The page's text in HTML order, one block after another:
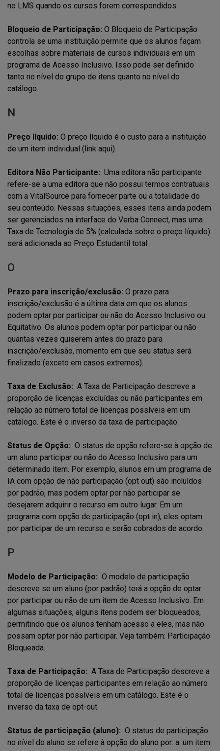
no LMS quando os cursos forem correspondidos.
Bloqueio de Participação: O Bloqueio de Participação
controla se uma instituição permite que os alunos façam
escolhas sobre materiais de cursos individuais em um
programa de Acesso Inclusivo. Isso pode ser definido
tanto no nível do grupo de itens quanto no nível do
catálogo.
N
Preço líquido: O preço líquido é o custo para a instituição
de um item individual (link aqui).
Editora Não Participante: Uma editora não participante
refere-se a uma editora que não possui termos contratuais
com a VitalSource para fornecer parte ou a totalidade do
seu conteúdo. Nessas situações, esses itens ainda podem
ser gerenciados na interface do Verba Connect, mas uma
Taxa de Tecnologia de 5% (calculada sobre o preço líquido)
será adicionada ao Preço Estudantil total.
O
Prazo para inscrição/exclusão: O prazo para
inscrição/exclusão é a última data em que os alunos
podem optar por participar ou não do Acesso Inclusivo ou
Equitativo. Os alunos podem optar por participar ou não
quantas vezes quiserem antes do prazo para
inscrição/exclusão, momento em que seu status será
finalizado (exceto em casos extremos).
Taxa de Exclusão: A Taxa de Participação descreve a
proporção de licenças excluídas ou não participantes em
relação ao número total de licenças possíveis em um
catálogo. Este é o inverso da taxa de participação.
Status de Opção: O status de opção refere-se à opção de
um aluno participar ou não do Acesso Inclusivo para um
determinado item. Por exemplo, alunos em um programa de
IA com opção de não participação (opt out) são incluídos
por padrão, mas podem optar por não participar se
desejarem adquirir o recurso em outro lugar. Em um
programa com opção de participação (opt in), eles optam
por participar de um recurso e serão cobrados de acordo.
P
Modelo de Participação: O modelo de participação
descreve se um aluno (por padrão) terá a opção de optar
por participar ou não de um item de Acesso Inclusivo. Em
algumas situações, alguns itens podem ser bloqueados,
permitindo que os alunos tenham acesso a eles, mas não
possam optar por não participar. Veja também: Participação
Bloqueada.
Taxa de Participação: A Taxa de Participação descreve a
proporção de licenças participantes em relação ao número
total de licenças possíveis em um catálogo. Este é o
inverso da taxa de opt-out.
Status de participação (aluno): O status de participação
no nível do aluno se refere à opção do aluno por: a. um item